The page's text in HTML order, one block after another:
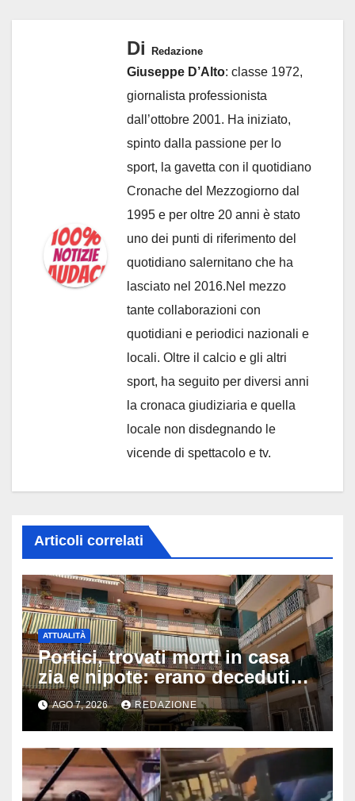
Di Redazione
Giuseppe D’Alto: classe 1972,
giornalista professionista
dall’ottobre 2001. Ha iniziato,
spinto dalla passione per lo
sport, la gavetta con il quotidiano
Cronache del Mezzogiorno dal
1995 e per oltre 20 anni è stato
uno dei punti di riferimento del
quotidiano salernitano che ha
lasciato nel 2016.Nel mezzo
tante collaborazioni con
quotidiani e periodici nazionali e
locali. Oltre il calcio e gli altri
sport, ha seguito per diversi anni
la cronaca giudiziaria e quella
locale non disdegnando le
vicende di spettacolo e tv.
Articoli correlati
ATTUALITÀ
Portici, trovati morti in casa
zia e nipote: erano deceduti
da giorni, il caldo tra le ipotesi
al vaglio
AGO 7, 2026 REDAZIONE